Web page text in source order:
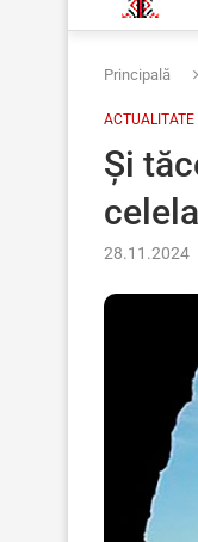
Principală
ACTUALITATE
Și
28.11.2024